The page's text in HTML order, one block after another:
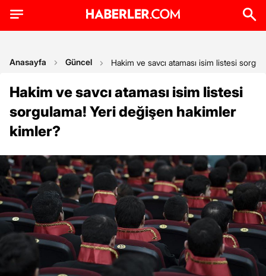
Anasayfa Güncel Hakim ve savcı ataması isim listesi
Hakim ve savcı ataması isim listesi
sorgulama! Yeri değişen hakimler
kimler?